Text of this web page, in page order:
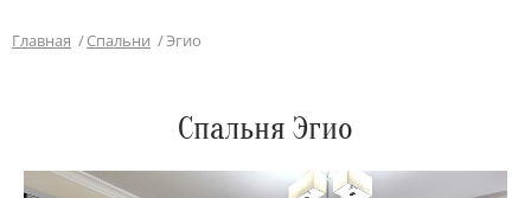
Главная Спальни Эгио
Спальня Эгио